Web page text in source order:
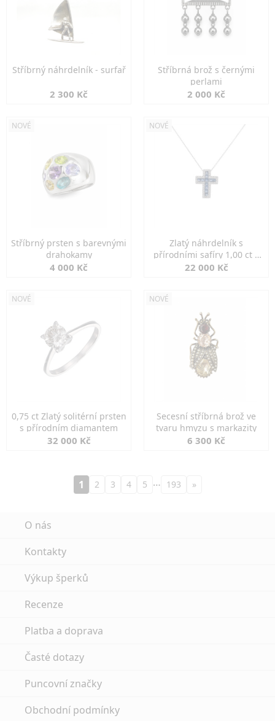
Stříbrný náhrdelník - surfař
2 300 Kč
Stříbrná brož s černými
perlami
2 000 Kč
NOVÉ
Stříbrný prsten s barevnými
drahokamy
4 000 Kč
NOVÉ
Zlatý náhrdelník s
přírodními safíry 1,00 ct a
diamanty
22 000 Kč
NOVÉ
0,75 ct Zlatý solitérní prsten
s přírodním diamantem
32 000 Kč
NOVÉ
Secesní stříbrná brož ve
tvaru hmyzu s markazity
6 300 Kč
1 2 3 4 5 … 193 »
O nás
Kontakty
Výkup šperků
Recenze
Platba a doprava
Časté dotazy
Puncovní značky
Obchodní podmínky